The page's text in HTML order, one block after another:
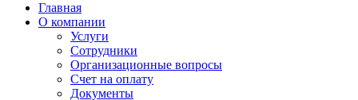
Главная
О компании
Услуги
Сотрудники
Организационные вопросы
Счет на оплату
Документы